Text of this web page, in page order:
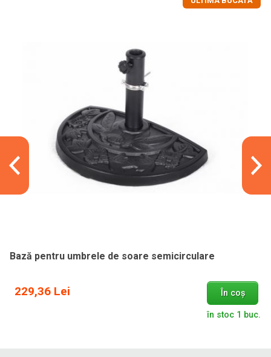
Bază pentru umbrele de soare semicirculare
229,36 Lei În coș
în stoc 1 buc.